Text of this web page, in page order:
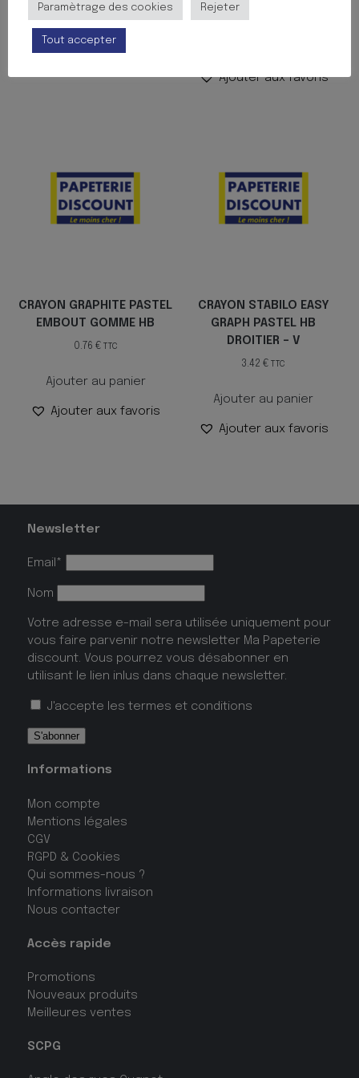
Ajouter au panier
Ajouter aux favoris
CRAYON GRAPHITE PASTEL
EMBOUT GOMME HB
0.76 € TTC
Ajouter au panier
Ajouter aux favoris
CRAYON STABILO EASY
GRAPH PASTEL HB
DROITIER – V
3.42€ TTC
Ajouter au panier
Ajouter aux favoris
Newsletter
Email*
Nom
Votre adresse e-mail sera utilisée uniquement pour
vous faire parvenir notre newsletter Ma Papeterie
discount. Vous pourrez vous désabonner en
utilisant le lien inlus dans chaque newsletter.
J'accepte les termes et conditions
Informations
Mon compte
Mentions légales
CGV
RGPD & Cookies
Qui sommes-nous ?
Informations livraison
Nous contacter
Accès rapide
Promotions
Nouveaux produits
Meilleures ventes
SCPG
Paramètrage des cookies Rejeter
Tout accepter